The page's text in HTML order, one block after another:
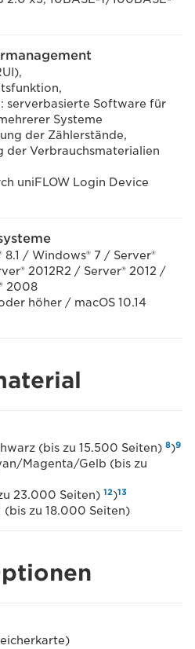
serverbasierte Software für
Systeme
der Zählerstände,
der Verbrauchsmaterialien
uniFLOW Login Device
/ Windows® 7 / Server®
2012R2 / Server® 2012 /
2008
höher / macOS 10.14
(bis zu 15.500 Seiten) 8)9
Magenta/Gelb (bis zu
23.000 Seiten) 12)13
(bis zu 18.000 Seiten)